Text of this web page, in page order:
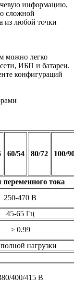
информацию,
сложной
из любой точки
можно легко
ИБП и батареи.
конфигураций
60/54 80/72 100/
тока
250-470 B
45-65 Гц
> 0.99
нагрузки
400/415 В